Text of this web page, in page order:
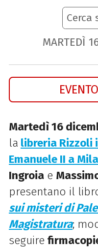
Cerca
MARTEDÌ
Martedì 16
la libreria Rizzoli
Emanuele II a
Ingroiae
presentano il
sui misteri di
Magistratura;
seguire